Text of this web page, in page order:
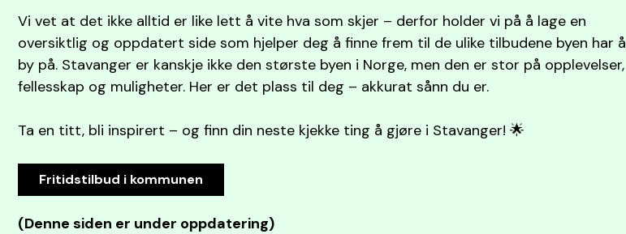
Vi vet at det ikke alltid er like lett å vite hva som skjer – derfor holder vi på å lage en
oversiktlig og oppdatert side som hjelper deg å finne frem til de ulike tilbudene byen har å
by på. Stavanger er kanskje ikke den største byen i Norge, men den er stor på opplevelser,
fellesskap og muligheter. Her er det plass til deg – akkurat sånn du er.
Ta en titt, bli inspirert – og finn din neste kjekke ting å gjøre i Stavanger! 🌟
Fritidstilbud i kommunen
(Denne siden er under oppdatering)